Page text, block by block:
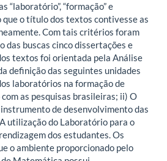
“laboratório”, “formação” e
que o título dos textos contivesse as
Com tais critérios foram
das buscas cinco dissertações e
textos foi orientada pela Análise
definição das seguintes unidades
laboratórios na formação de
as pesquisas brasileiras; ii) O
de desenvolvimento das
utilização do Laboratório para o
dos estudantes. Os
o ambiente proporcionado pelo